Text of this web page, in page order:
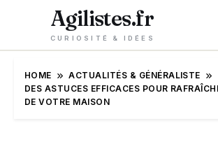
Agilistes.fr
CURIOSITÉ & IDÉES
HOME
ACTUALITÉS & GÉNÉRALISTE
DES ASTUCES EFFICACES POUR
DE VOTRE MAISON